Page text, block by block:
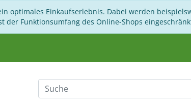
optimales Einkaufserlebnis. Dabei werden
der Funktionsumfang des Online-Shops